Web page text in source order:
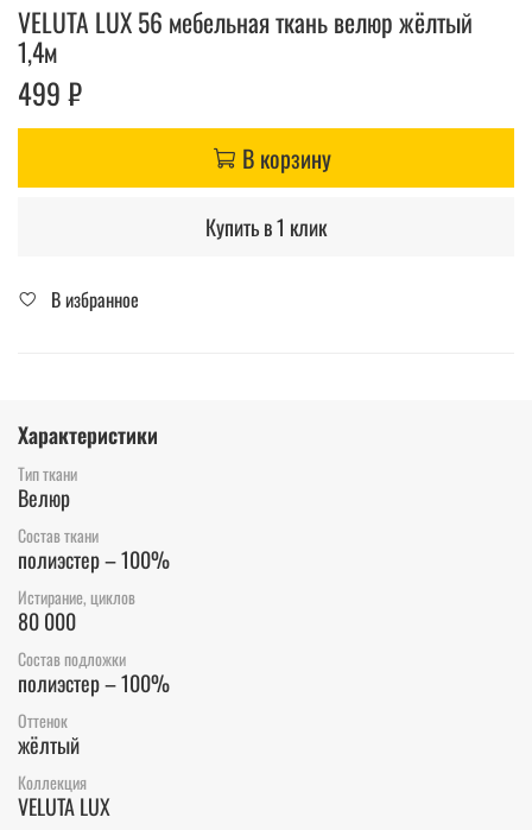
VELUTA LUX 56 мебельная ткань велюр жёлтый
1,4м
499 ₽
В корзину
Купить в 1 клик
В избранное
Характеристики
Тип ткани
Велюр
Состав ткани
полиэстер – 100%
Истирание, циклов
80 000
Состав подложки
полиэстер – 100%
Оттенок
жёлтый
Коллекция
VELUTA LUX